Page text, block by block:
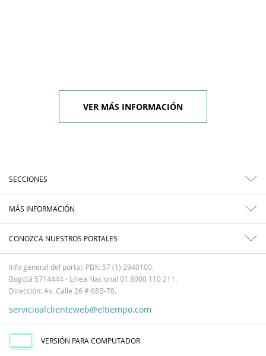
VER MÁS INFORMACIÓN
SECCIONES
MÁS INFORMACIÓN
CONOZCA NUESTROS PORTALES
Info general del portal: PBX: 57 (1) 2940100.
Bogotá 5714444 - Línea Nacional 01 8000 110 211.
Dirección: Av. Calle 26 # 68B-70.
servicioalclienteweb@eltiempo.com
VERSIÓN PARA COMPUTADOR